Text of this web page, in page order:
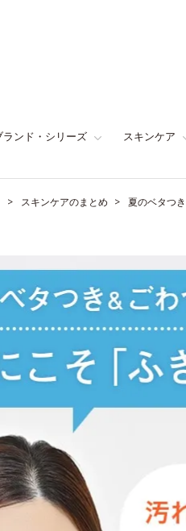
ランド・シリーズ スキンケア
スキンケアのまとめ 夏のベタつ